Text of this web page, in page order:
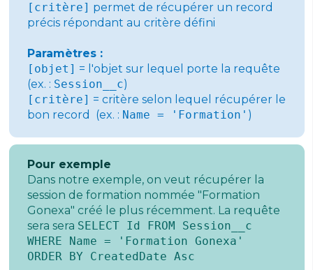
[critère] permet de récupérer un record
précis répondant au critère défini
Paramètres :
[objet] = l'objet sur lequel porte la requête
(ex. : Session__c)
[critère] = critère selon lequel récupérer le
bon record (ex. : Name = 'Formation' )
Pour exemple
Dans notre exemple, on veut récupérer la
session de formation nommée "Formation
Gonexa" créé le plus récemment. La requête
sera sera SELECT Id FROM Session__c
WHERE Name = 'Formation Gonexa'
ORDER BY CreatedDate Asc